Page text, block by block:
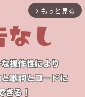
arrow_forward_ios もっと見る